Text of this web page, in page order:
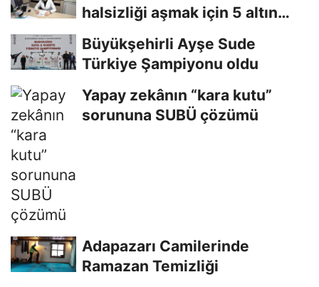
halsizliği aşmak için 5 altın
Büyükşehirli Ayşe Sude
Türkiye Şampiyonu oldu
Yapay zekânın “kara kutu”
sorununa SUBÜ çözümü
Adapazarı Camilerinde
Ramazan Temizliği